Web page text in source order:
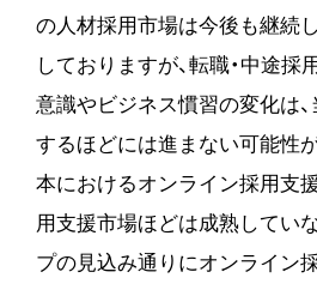
の人材採用市場は今後も継続
しておりますが、転職・中途
意識やビジネス慣習の変化は
するほどには進まない可能性が
本におけるオンライン採用支
用支援市場ほどは成熟してい
プの見込み通りにオンライン